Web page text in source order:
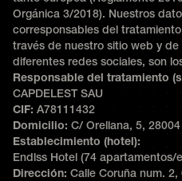
Orgánica 3/2018). Nuestros
corresponsables del
través de nuestro sitio web y
diferentes redes sociales, son
Responsable del tratamiento
CAPDELEST SAU
CIF: A78111432
Domicilio: C/ Orellana, 5,
Establecimiento (hotel):
Endlss Hotel (74 apartamentos/
Dirección: Calle Coruña num.